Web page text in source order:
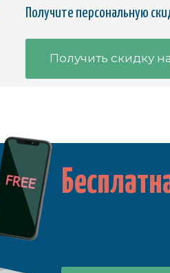
Получите персональную
Получить скидку